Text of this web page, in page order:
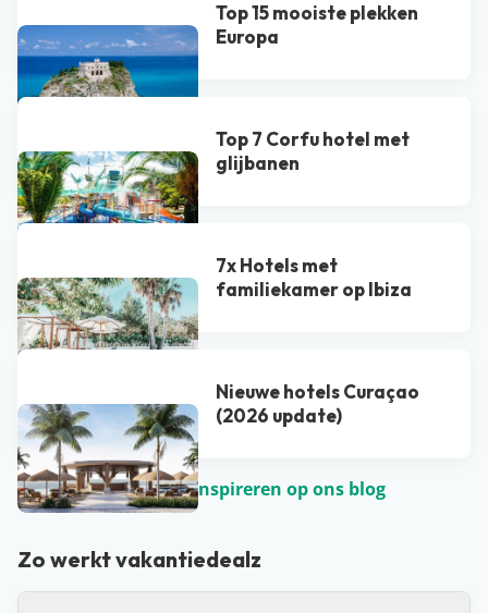
Top 15 mooiste plekken
Europa
Top 7 Corfu hotel met
glijbanen
7x Hotels met
familiekamer op Ibiza
Nieuwe hotels Curaçao
(2026 update)
Laat je nog meer inspireren op ons blog
Zo werkt vakantiedealz